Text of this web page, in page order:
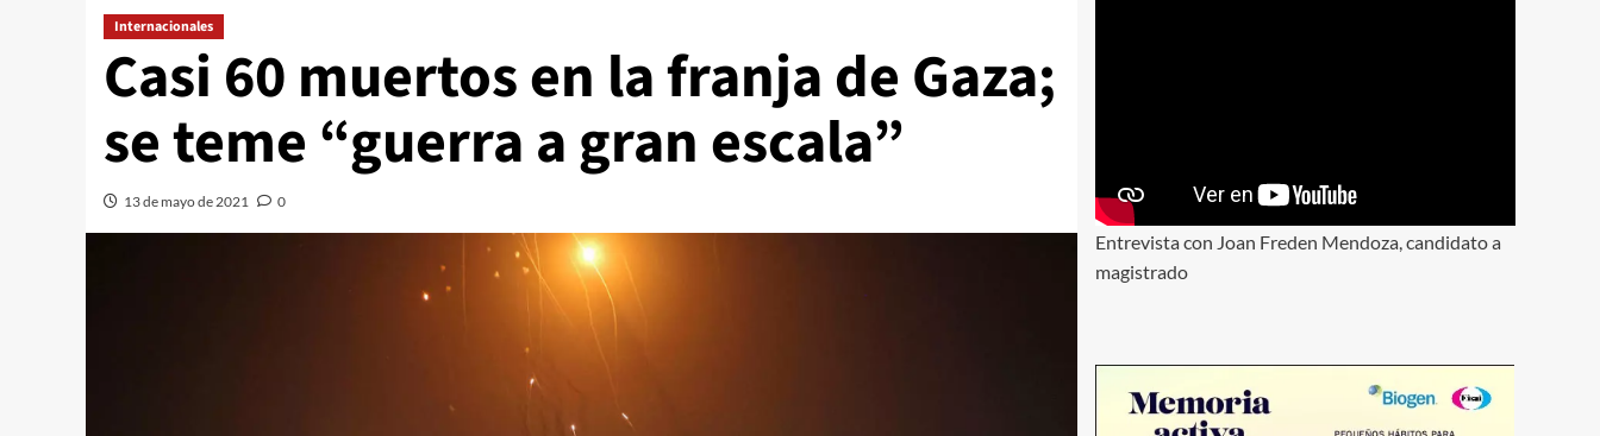
Internacionales
Casi 60 muertos en la franja de Gaza;
se teme “guerra a gran escala”
13 de mayo de 2021 0
Entrevista con Joan Freden Mendoza, candidato a
magistrado